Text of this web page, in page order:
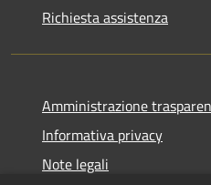
Richiesta assistenza
Amministrazione
Informativa privacy
Note legali